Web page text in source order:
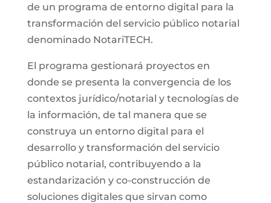
de un programa de entorno digital para la
transformación del servicio público notarial
denominado NotariTECH.
El programa gestionará proyectos en
donde se presenta la convergencia de los
contextos jurídico/notarial y tecnologías de
la información, de tal manera que se
construya un entorno digital para el
desarrollo y transformación del servicio
público notarial, contribuyendo a la
estandarización y co-construcción de
soluciones digitales que sirvan como